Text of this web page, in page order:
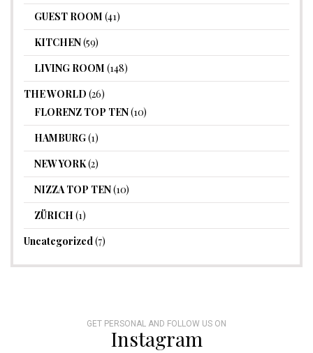
GUEST ROOM (41)
KITCHEN(59)
LIVING ROOM (148)
THE WORLD (26)
FLORENZ TOP TEN(10)
HAMBURG(1)
NEW YORK(2)
NIZZA TOP TEN(10)
ZÜRICH (1)
Uncategorized(7)
GET PERSONAL AND FOLLOW US ON
Instagram